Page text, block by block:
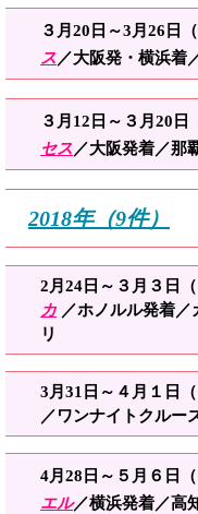
３月20日～3月26日
ス ／大阪発・横浜着
３月12日～３月20日
セス ／大阪発着／那
2018年（9件）
2月24日～３月３日
カ ／ホノルル発着／
リ
3月31日～４月１日
／ワンナイトクルー
4月28日～５月６日（
エル／横浜発着／高